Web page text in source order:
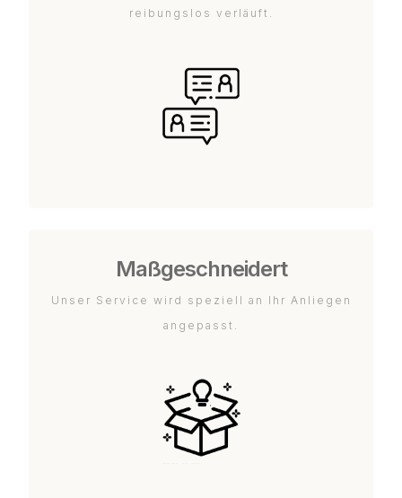
reibungslos verläuft.
Maßgeschneidert
Unser Service wird speziell an Ihr Anliegen
angepasst.